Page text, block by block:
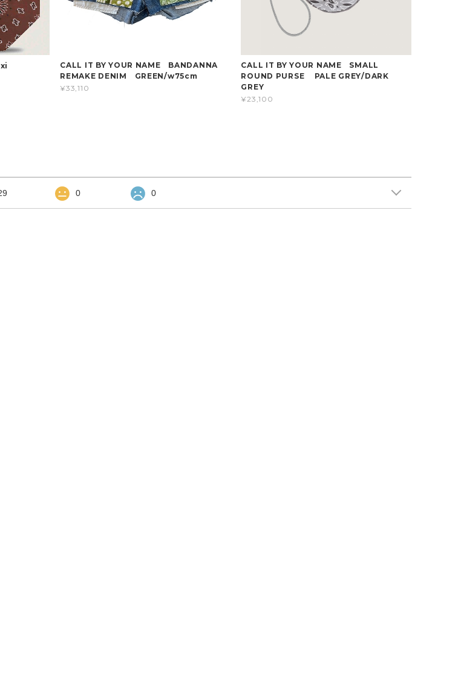
CALL IT BY YOUR NAME BANDANNA
REMAKE DENIM GREEN/w75cm
¥33,110
CALL IT BY YOUR NAME SMALL
ROUND PURSE PALE GREY/DARK
GREY
¥23,100
0 0